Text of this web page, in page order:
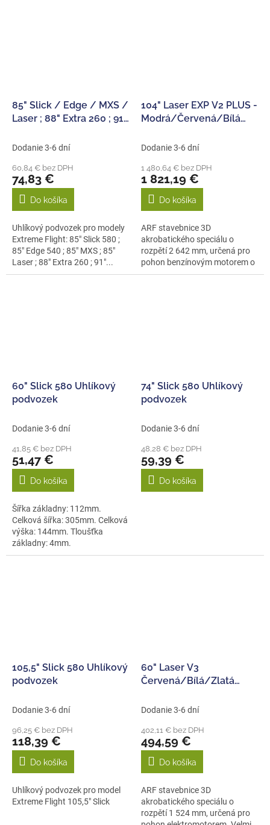
85" Slick / Edge / MXS /
Laser ; 88" Extra 260 ; 91"
podvozek
Dodanie 3-6 dní
60,84 € bez DPH
74,83 €
Do košíka
Uhlíkový podvozek pro modely
Extreme Flight: 85" Slick 580 ;
85" Edge 540 ; 85" MXS ; 85"
Laser ; 88" Extra 260 ; 91"...
104" Laser EXP V2 PLUS -
Modrá/Červená/Bílá
Dodanie 3-6 dní
1 480,64 € bez DPH
1 821,19 €
Do košíka
ARF stavebnice 3D
akrobatického speciálu o
rozpětí 2 642 mm, určená pro
pohon benzínovým motorem o
obsahu 120ccm nebo...
60" Slick 580 Uhlíkový
podvozek
Dodanie 3-6 dní
41,85 € bez DPH
51,47 €
Do košíka
Šířka základny: 112mm.
Celková šířka: 305mm. Celková
výška: 144mm. Tloušťka
základny: 4mm.
74" Slick 580 Uhlíkový
podvozek
Dodanie 3-6 dní
48,28 € bez DPH
59,39 €
Do košíka
105,5" Slick 580 Uhlíkový
podvozek
Dodanie 3-6 dní
96,25 € bez DPH
118,39 €
Do košíka
Uhlíkový podvozek pro model
Extreme Flight 105,5" Slick
60" Laser V3
Červená/Bílá/Zlatá
Dodanie 3-6 dní
402,11 € bez DPH
494,59 €
Do košíka
ARF stavebnice 3D
akrobatického speciálu o
rozpětí 1 524 mm, určená pro